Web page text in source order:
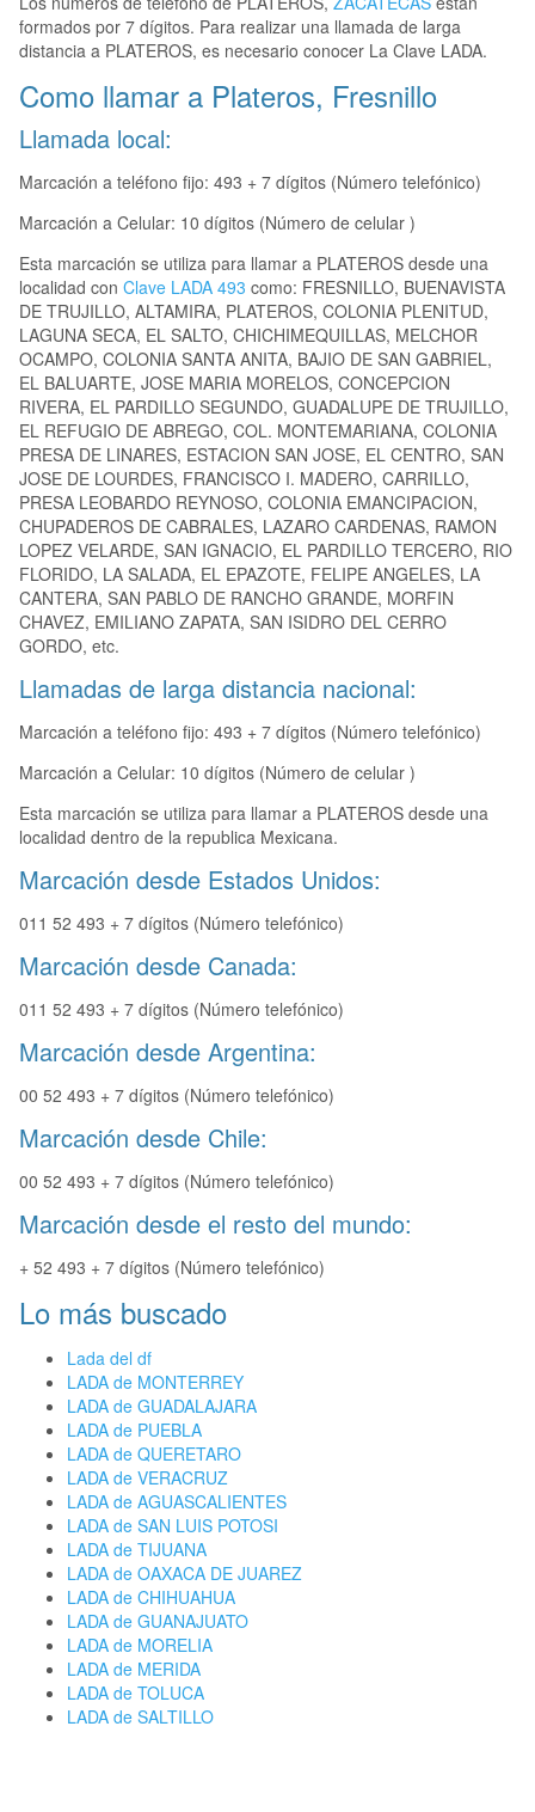
formados por 7 dígitos. Para realizar una llamada de larga
distancia a PLATEROS, es necesario conocer La Clave LADA.
Como llamar a Plateros, Fresnillo
Llamada local:
Marcación a teléfono fijo: 493 + 7 dígitos (Número telefónico)
Marcación a Celular: 10 dígitos (Número de celular )
Esta marcación se utiliza para llamar a PLATEROS desde una
localidad con Clave LADA 493 como: FRESNILLO, BUENAVISTA
DE TRUJILLO, ALTAMIRA, PLATEROS, COLONIA PLENITUD,
LAGUNA SECA, EL SALTO, CHICHIMEQUILLAS, MELCHOR
OCAMPO, COLONIA SANTA ANITA, BAJIO DE SAN GABRIEL,
EL BALUARTE, JOSE MARIA MORELOS, CONCEPCION
RIVERA, EL PARDILLO SEGUNDO, GUADALUPE DE TRUJILLO,
EL REFUGIO DE ABREGO, COL. MONTEMARIANA, COLONIA
PRESA DE LINARES, ESTACION SAN JOSE, EL CENTRO, SAN
JOSE DE LOURDES, FRANCISCO I. MADERO, CARRILLO,
PRESA LEOBARDO REYNOSO, COLONIA EMANCIPACION,
CHUPADEROS DE CABRALES, LAZARO CARDENAS, RAMON
LOPEZ VELARDE, SAN IGNACIO, EL PARDILLO TERCERO, RIO
FLORIDO, LA SALADA, EL EPAZOTE, FELIPE ANGELES, LA
CANTERA, SAN PABLO DE RANCHO GRANDE, MORFIN
CHAVEZ, EMILIANO ZAPATA, SAN ISIDRO DEL CERRO
GORDO, etc.
Llamadas de larga distancia nacional:
Marcación a teléfono fijo: 493 + 7 dígitos (Número telefónico)
Marcación a Celular: 10 dígitos (Número de celular )
Esta marcación se utiliza para llamar a PLATEROS desde una
localidad dentro de la republica Mexicana.
Marcación desde Estados Unidos:
011 52 493 + 7 dígitos (Número telefónico)
Marcación desde Canada:
011 52 493 + 7 dígitos (Número telefónico)
Marcación desde Argentina:
00 52 493 + 7 dígitos (Número telefónico)
Marcación desde Chile:
00 52 493 + 7 dígitos (Número telefónico)
Marcación desde el resto del mundo:
+ 52 493 + 7 dígitos (Número telefónico)
Lo más buscado
Lada del df
LADA de MONTERREY
LADA de GUADALAJARA
LADA de PUEBLA
LADA de QUERETARO
LADA de VERACRUZ
LADA de AGUASCALIENTES
LADA de SAN LUIS POTOSI
LADA de TIJUANA
LADA de OAXACA DE JUAREZ
LADA de CHIHUAHUA
LADA de GUANAJUATO
LADA de MORELIA
LADA de MERIDA
LADA de TOLUCA
LADA de SALTILLO